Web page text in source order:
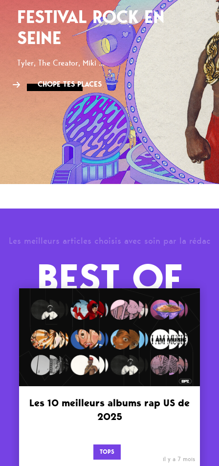
FESTIVAL ROCK EN
SEINE
Tyler, The Creator, Miki ...
CHOPE TES PLACES
Les meilleurs articles choisis avec soin par la rédac
BEST OF
Les 10 meilleurs albums rap US de
2025
TOPS
il y a 7 mois